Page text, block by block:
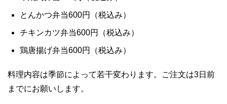
とんかつ弁当600円（税込み）
チキンカツ弁当600円（税込み）
鶏唐揚げ弁当600円（税込み）
料理内容は季節によって若干変わります。ご注文は3日前
までにお願いします。